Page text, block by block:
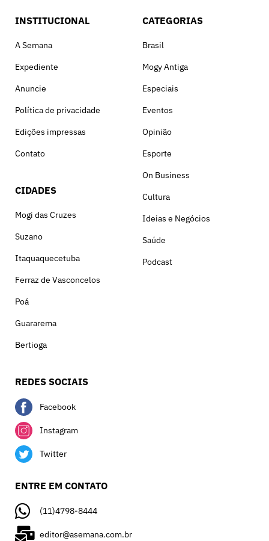
INSTITUCIONAL
A Semana
Expediente
Anuncie
Política de privacidade
Edições impressas
Contato
CIDADES
Mogi das Cruzes
Suzano
Itaquaquecetuba
Ferraz de Vasconcelos
Poá
Guararema
Bertioga
CATEGORIAS
Brasil
Mogy Antiga
Especiais
Eventos
Opinião
Esporte
On Business
Cultura
Ideias e Negócios
Saúde
Podcast
REDES SOCIAIS
Facebook
Instagram
Twitter
ENTRE EM CONTATO
(11)4798-8444
editor@asemana.com.br